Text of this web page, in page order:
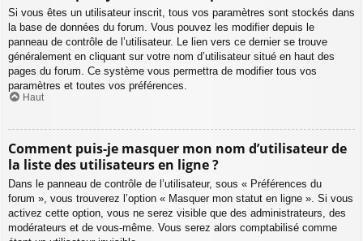
Si vous êtes un utilisateur inscrit, tous vos paramètres sont stockés dans
la base de données du forum. Vous pouvez les modifier depuis le
panneau de contrôle de l’utilisateur. Le lien vers ce dernier se trouve
généralement en cliquant sur votre nom d’utilisateur situé en haut des
pages du forum. Ce système vous permettra de modifier tous vos
paramètres et toutes vos préférences.
Haut
Comment puis-je masquer mon nom d’utilisateur de
la liste des utilisateurs en ligne ?
Dans le panneau de contrôle de l’utilisateur, sous « Préférences du
forum », vous trouverez l’option « Masquer mon statut en ligne ». Si vous
activez cette option, vous ne serez visible que des administrateurs, des
modérateurs et de vous-même. Vous serez alors comptabilisé comme